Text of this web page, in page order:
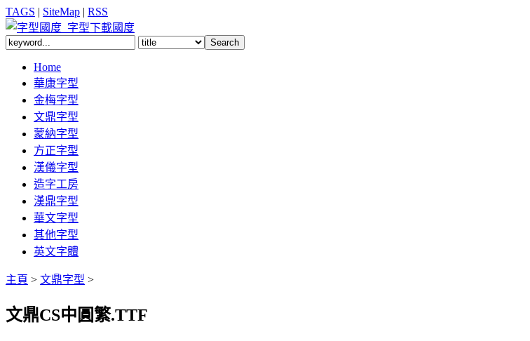
TAGS | SiteMap | RSS
Home
華康字型
金梅字型
文鼎字型
蒙納字型
方正字型
漢儀字型
造字工房
漢鼎字型
華文字型
其他字型
英文字體
主頁 > 文鼎字型 >
文鼎CS中圓繁.TTF